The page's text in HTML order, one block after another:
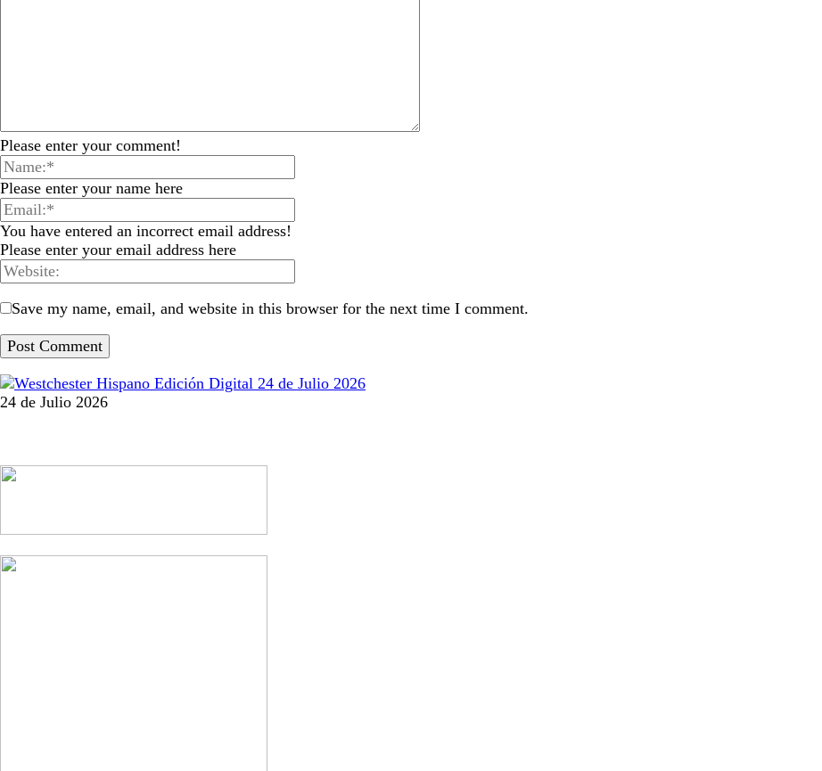
Please enter your comment!
Please enter your name here
You have entered an incorrect email address!
Please enter your email address here
Save my name, email, and website in this browser for the next time I comment.
24 de Julio 2026